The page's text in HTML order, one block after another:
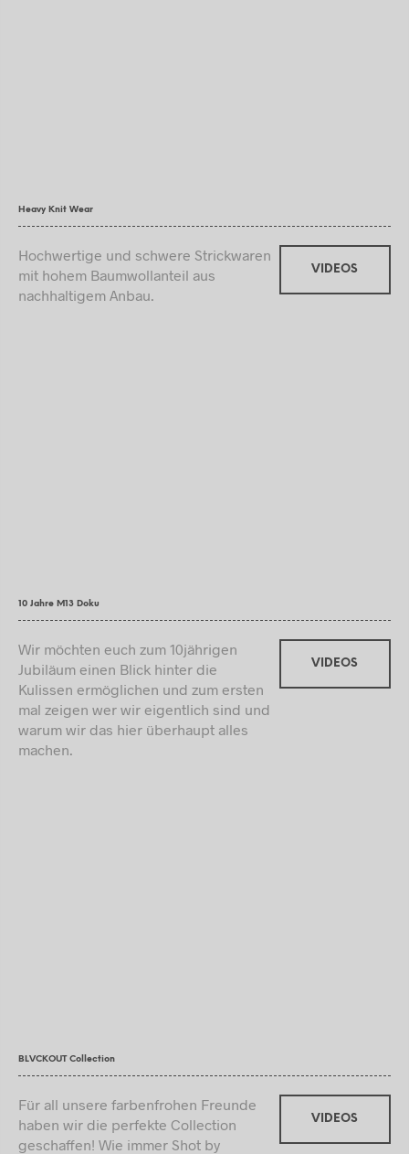
Heavy Knit Wear
Hochwertige und schwere Strickwaren
mit hohem Baumwollanteil aus
nachhaltigem Anbau.
VIDEOS
10 Jahre M13 Doku
Wir möchten euch zum 10jährigen
Jubiläum einen Blick hinter die
Kulissen ermöglichen und zum ersten
mal zeigen wer wir eigentlich sind und
warum wir das hier überhaupt alles
machen.
VIDEOS
BLVCKOUT Collection
Für all unsere farbenfrohen Freunde
haben wir die perfekte Collection
geschaffen! Wie immer Shot by
VIDEOS